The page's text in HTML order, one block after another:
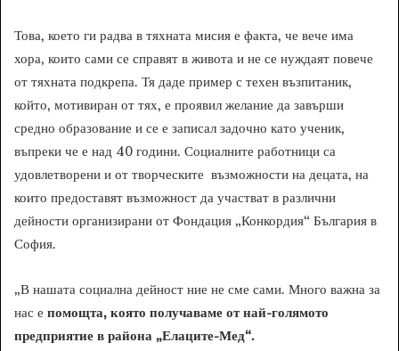
Това, което ги радва в тяхната мисия е факта, че вече има
хора, които сами се справят в живота и не се нуждаят повече
от тяхната подкрепа. Тя даде пример с техен възпитаник,
който, мотивиран от тях, е проявил желание да завърши
средно образование и се е записал задочно като ученик,
въпреки че е над 40 години. Социалните работници са
удовлетворени и от творческите възможности на децата, на
които предоставят възможност да участват в различни
дейности организирани от Фондация „Конкордия“ България в
София.
„В нашата социална дейност ние не сме сами. Много важна за
нас е помощта, която получаваме от най-голямото
предприятие в района „Елаците-Мед“.